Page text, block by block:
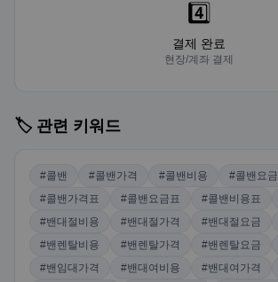
4️⃣
결제 완료
현장/계좌 결제
🏷️ 관련 키워드
#콜밴 #콜밴가격 #콜밴비용 #콜밴요금
#콜밴가격표
#콜밴요금표 #콜밴비용표
#밴대절비용
#밴대절가격 #밴대절요금
#밴렌탈비용
#밴렌탈가격 #밴렌탈요금
#밴임대가격
#밴대여비용 #밴대여가격